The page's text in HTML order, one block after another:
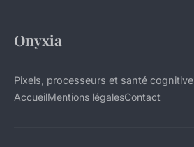
Onyxia
Pixels, processeurs et santé cognitive
AccueilMentions légalesContact